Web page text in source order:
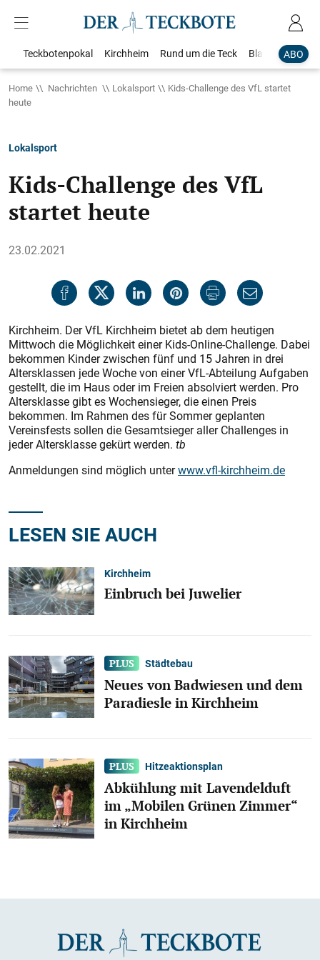
ABO
Teckbotenpokal Kirchheim Rund um die Teck Blaulicht
Home Nachrichten Lokalsport
Kids-Challenge des VfL startet
heute
Lokalsport
Kids-Challenge des VfL
startet heute
23.02.2021
Kirchheim. Der VfL Kirchheim bietet ab dem heutigen
Mittwoch die Möglichkeit einer Kids-Online-Challenge. Dabei
bekommen Kinder zwischen fünf und 15 Jahren in drei
Altersklassen jede Woche von einer VfL-Abteilung Aufgaben
gestellt, die im Haus oder im Freien absolviert werden. Pro
Altersklasse gibt es Wochensieger, die einen Preis
bekommen. Im Rahmen des für Sommer geplanten
Vereinsfests sollen die Gesamtsieger aller Challenges in
jeder Altersklasse gekürt werden. tb
Anmeldungen sind möglich unterwww.vfl-kirchheim.de
LESEN SIE AUCH
Kirchheim
Einbruch bei Juwelier
Städtebau
Neues von Badwiesen und dem
Paradiesle in Kirchheim
Hitzeaktionsplan
Abkühlung mit Lavendelduft
im „Mobilen Grünen Zimmer“
in Kirchheim